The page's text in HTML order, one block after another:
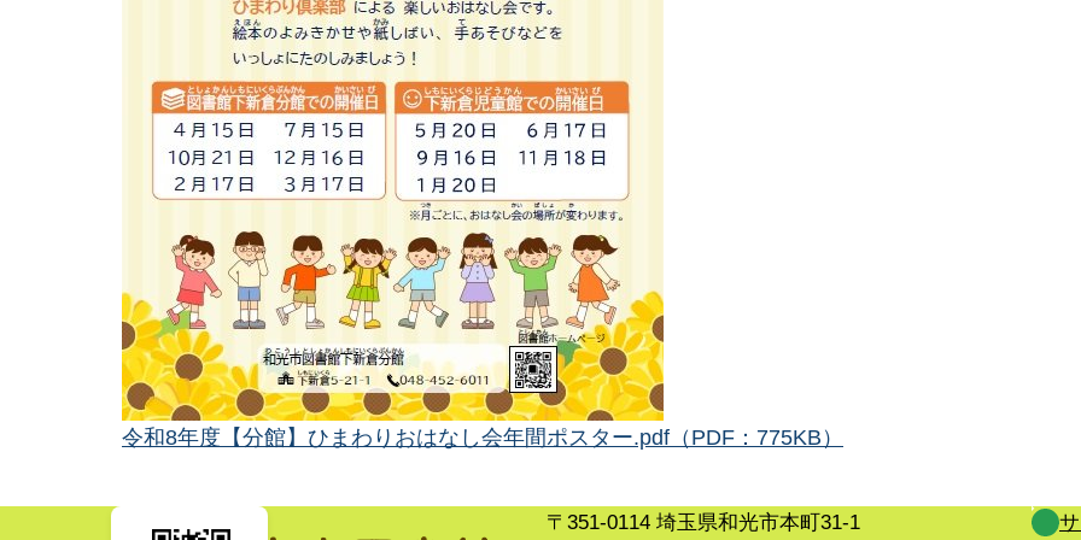
令和8年度【分館】ひまわりおはなし会年間ポスター.pdf（PDF：775KB）
〒351-0114 埼玉県和光市本町31-1